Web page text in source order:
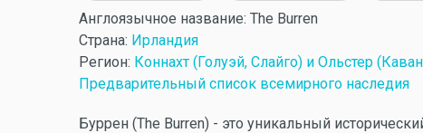
Англоязычное название: The Burren
Страна: Ирландия
Регион: Коннахт (Голуэй, Слайго) и Ольстер
Предварительный список всемирного наследия
Буррен (The Burren) - это уникальный